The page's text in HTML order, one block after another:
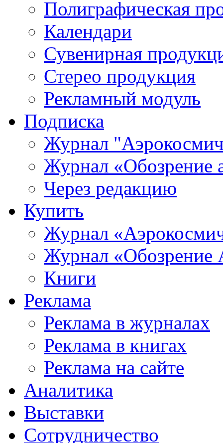
Полиграфическая
Календари
Сувенирная
Стерео продукция
Рекламный модуль
Подписка
Журнал
Журнал «Обозрение
Через редакцию
Купить
Журнал
Журнал «Обозрение
Книги
Реклама
Реклама в журналах
Реклама в книгах
Реклама на сайте
Аналитика
Выставки
Сотрудничество